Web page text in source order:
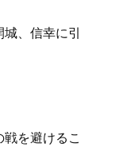
、信幸に引
を避けるこ